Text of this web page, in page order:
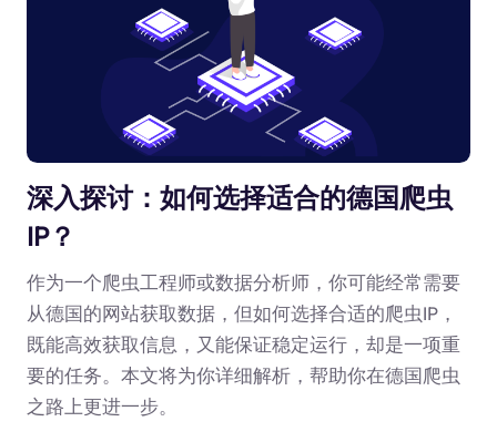
深入探讨：如何选择适合的德国爬虫
IP？
作为一个爬虫工程师或数据分析师，你可能经常需要
从德国的网站获取数据，但如何选择合适的爬虫IP，
既能高效获取信息，又能保证稳定运行，却是一项重
要的任务。本文将为你详细解析，帮助你在德国爬虫
之路上更进一步。